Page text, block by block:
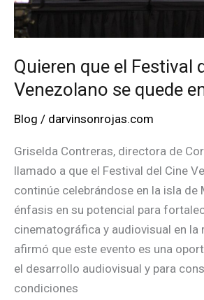
Quieren que el Festival
Venezolano se quede
Blog / darvinsonrojas.com
Griselda Contreras, directora de
llamado a que el Festival del Cine
continúe celebrándose en la isla de
énfasis en su potencial para
cinematográfica y audiovisual en la
afirmó que este evento es una
el desarrollo audiovisual y para
condiciones